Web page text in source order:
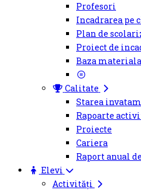
Profesori
Incadrarea pe
Plan de
Proiect de
Baza materiala
Calitate
Starea
Rapoarte
Proiecte
Cariera
Raport anual
Elevi
Activități